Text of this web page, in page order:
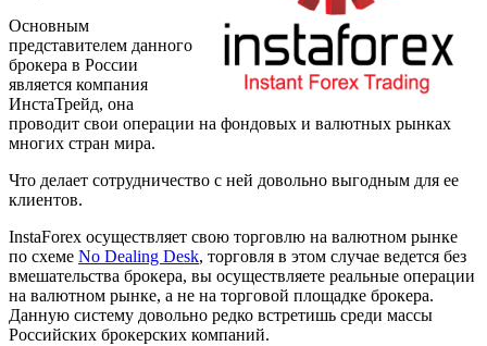
Основным
представителем данного
брокера в России
является компания
ИнстаТрейд, она
проводит свои операции на фондовых и валютных рынках
многих стран мира.
Что делает сотрудничество с ней довольно выгодным для ее
клиентов.
InstaForex осуществляет свою торговлю на валютном рынке
по схеме No Dealing Desk, торговля в этом случае ведется без
вмешательства брокера, вы осуществляете реальные операции
на валютном рынке, а не на торговой площадке брокера.
Данную систему довольно редко встретишь среди массы
Российских брокерских компаний.